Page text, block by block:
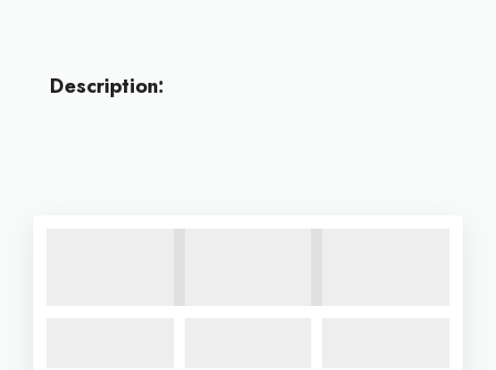
Description: